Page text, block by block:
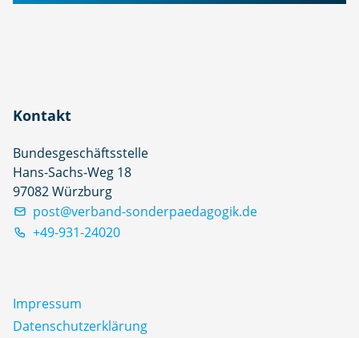
Kontakt
Bundesgeschäftsstelle
Hans-Sachs-Weg 18
97082 Würzburg
post@verband-sonderpaedagogik.de
+49-931-24020
Impressum
Datenschutz­erklärung